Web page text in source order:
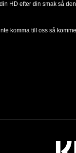
HD efter din smak så
komma till oss så